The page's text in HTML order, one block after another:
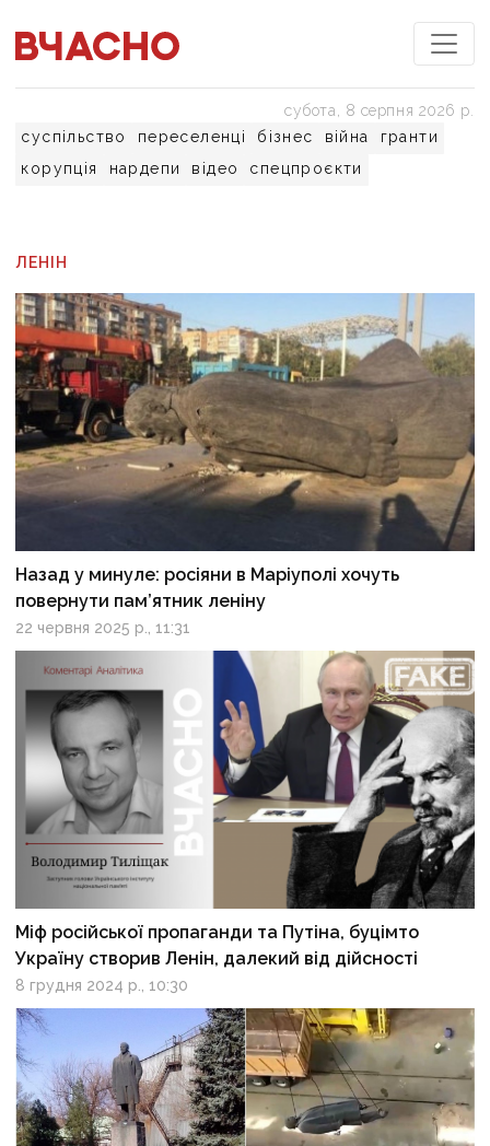
суспільство переселенці бізнес війна
гранти
корупція
нардепи відео спецпроєкти
субота, 8 серпня 2026 р.
ЛЕНІН
Назад у минуле: росіяни в Маріуполі хочуть
повернути пам’ятник леніну
22 червня 2025 р., 11:31
Міф російської пропаганди та Путіна, буцімто
Україну створив Ленін, далекий від дійсності
8 грудня 2024 р., 10:30